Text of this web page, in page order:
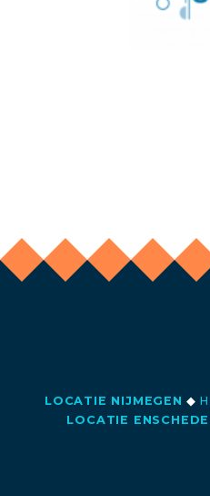
LOCATIE NIJMEGEN ◆
LOCATIE ENSCHEDE